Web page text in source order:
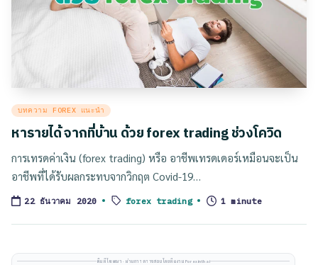
Posted
บทความ FOREX แนะนำ
หารายได้ จากที่บ้าน ด้วย forex trading ช่วงโควิด
การเทรดค่าเงิน (forex trading) หรือ อาชีพเทรดเดอร์เหมือนจะเป็น
อาชีพที่ได้รับผลกระทบจากวิกฤต Covid-19…
22 ธันวาคม 2020
Tags: forex trading 1 minute
พื้นที่โฆษณา · ผ่านการตรวจสอบโดยทีมงาน Forexinthai